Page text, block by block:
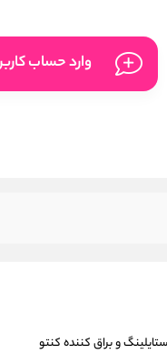
وارد حساب
و براق کننده کنتو